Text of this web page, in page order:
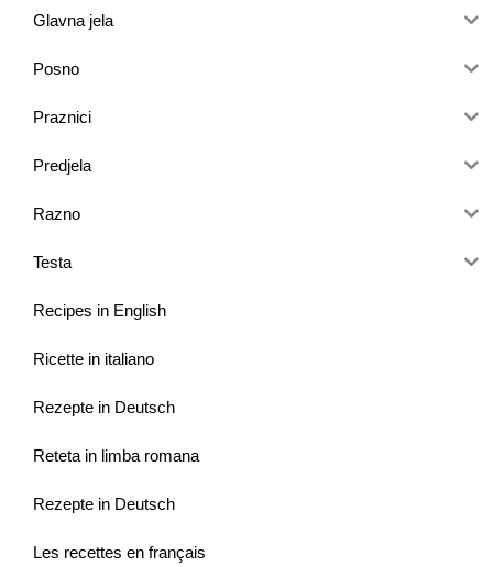
Glavna jela
Posno
Praznici
Predjela
Razno
Testa
Recipes in English
Ricette in italiano
Rezepte in Deutsch
Reteta in limba romana
Rezepte in Deutsch
Les recettes en français